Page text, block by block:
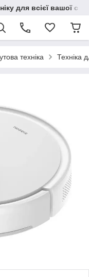
для всієї вашої
техніка Техніка